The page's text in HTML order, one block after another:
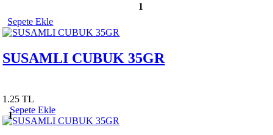
1
Sepete Ekle
SUSAMLI CUBUK 35GR
1.25 TL
1
Sepete Ekle